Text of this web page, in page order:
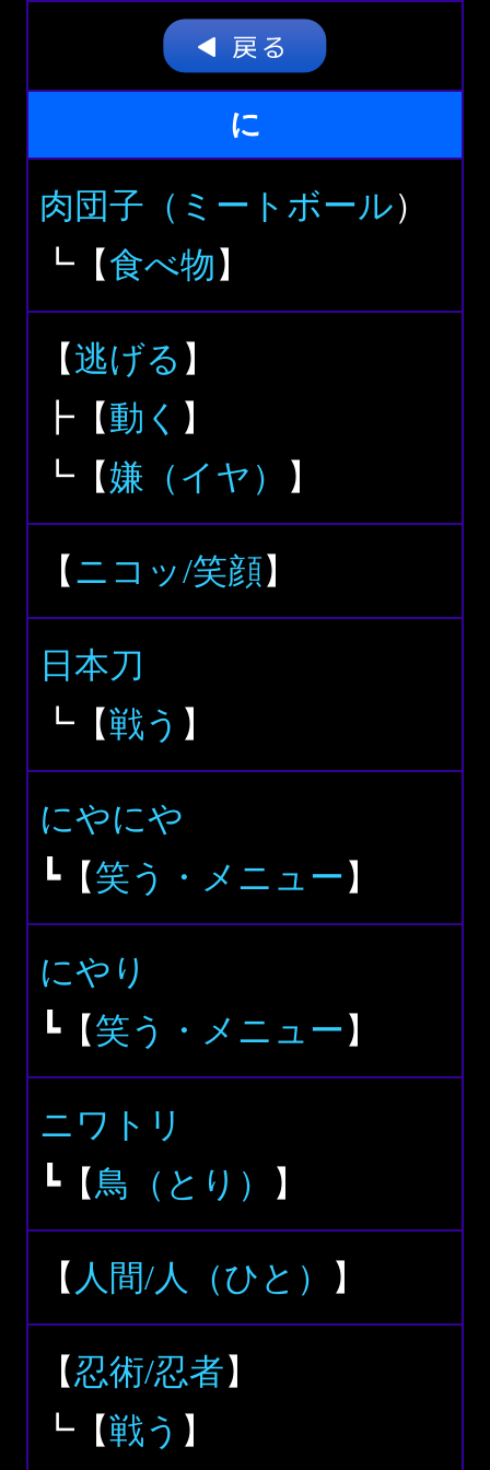
に
肉団子（ミートボール）
┗【食べ物】
【逃げる 】
┣【動く 】
┗【嫌（イヤ） 】
【ニコッ/笑顔】
日本刀
┗【戦う 】
にやにや
┗【笑う・メニュー】
にやり
┗【笑う・メニュー】
ニワトリ
┗【鳥（とり） 】
【 人間/人（ひと） 】
【忍術/忍者】
┗【戦う 】